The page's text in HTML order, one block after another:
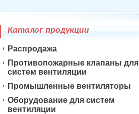
Каталог продукции
Распродажа
Противопожарные клапаны для
систем вентиляции
Промышленные вентиляторы
Оборудование для систем
вентиляции